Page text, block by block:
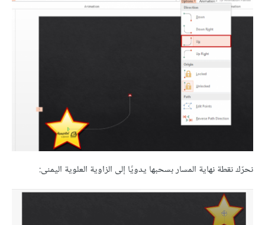
نحرّك نقطة نهاية المسار بسحبها يدويًا إلى الزاوية العلوية اليمنى: